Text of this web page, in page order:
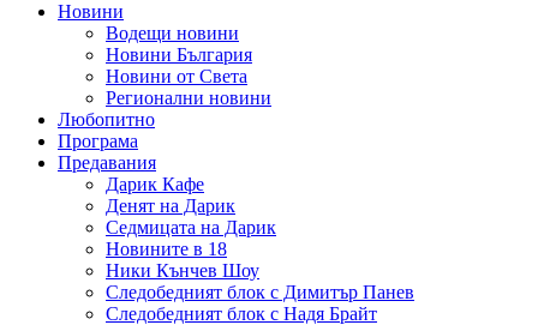
Новини
Водещи новини
Новини България
Новини от Света
Регионални новини
Любопитно
Програма
Предавания
Дарик Кафе
Денят на Дарик
Седмицата на Дарик
Новините в 18
Ники Кънчев Шоу
Следобедният блок с Димитър Панев
Следобедният блок с Надя Брайт